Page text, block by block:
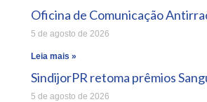
Oficina de Comunicação
5 de agosto de 2026
Leia mais »
SindijorPR retoma prêmios
5 de agosto de 2026